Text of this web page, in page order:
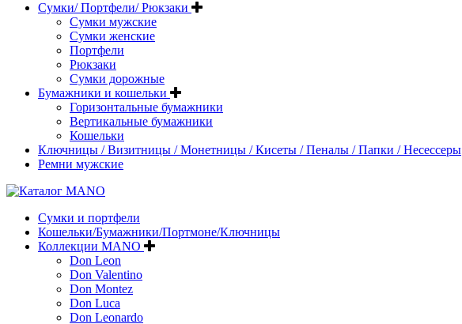
Сумки/ Портфели/ Рюкзаки
Сумки мужские
Сумки женские
Портфели
Рюкзаки
Сумки дорожные
Бумажники и кошельки
Горизонтальные бумажники
Вертикальные бумажники
Кошельки
Ключницы / Визитницы / Монетницы / Кисеты / Пеналы / Папки / Несессеры
Ремни мужские
Сумки и портфели
Кошельки/Бумажники/Портмоне/Ключницы
Коллекции MANO
Don Leon
Don Valentino
Don Montez
Don Luca
Don Leonardo